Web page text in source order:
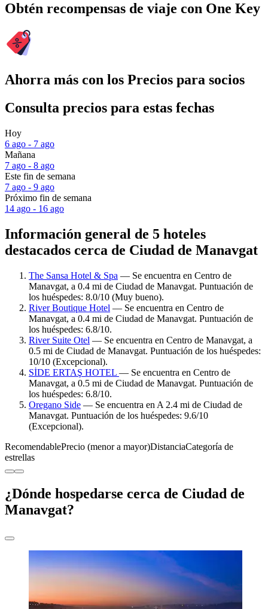
Obtén recompensas de viaje con One Key
Ahorra más con los Precios para socios
Consulta precios para estas fechas
Hoy
6 ago - 7 ago
Mañana
7 ago - 8 ago
Este fin de semana
7 ago - 9 ago
Próximo fin de semana
14 ago - 16 ago
Información general de 5 hoteles
destacados cerca de Ciudad de Manavgat
The Sansa Hotel & Spa — Se encuentra en Centro de
Manavgat, a 0.4 mi de Ciudad de Manavgat. Puntuación de
los huéspedes: 8.0/10 (Muy bueno).
River Boutique Hotel — Se encuentra en Centro de
Manavgat, a 0.4 mi de Ciudad de Manavgat. Puntuación de
los huéspedes: 6.8/10.
River Suite Otel — Se encuentra en Centro de Manavgat, a
0.5 mi de Ciudad de Manavgat. Puntuación de los huéspedes:
10/10 (Excepcional).
SİDE ERTAŞ HOTEL — Se encuentra en Centro de
Manavgat, a 0.5 mi de Ciudad de Manavgat. Puntuación de
los huéspedes: 6.8/10.
Oregano Side — Se encuentra en A 2.4 mi de Ciudad de
Manavgat. Puntuación de los huéspedes: 9.6/10
(Excepcional).
RecomendablePrecio (menor a mayor)DistanciaCategoría de
estrellas
¿Dónde hospedarse cerca de Ciudad de
Manavgat?